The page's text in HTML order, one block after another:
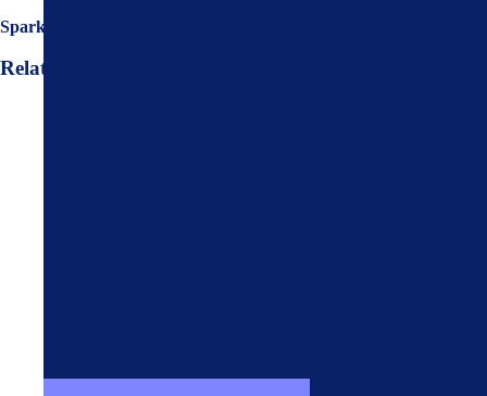
Sparkly glitter er et børnevenligt produkt.
Relaterede varer